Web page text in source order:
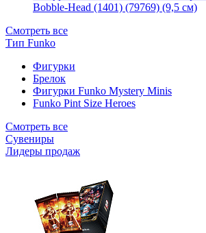
Bobble-Head (1401) (79769) (9,5 см)
Смотреть все
Тип Funko
Фигурки
Брелок
Фигурки Funko Mystery Minis
Funko Pint Size Heroes
Смотреть все
Сувениры
Лидеры продаж